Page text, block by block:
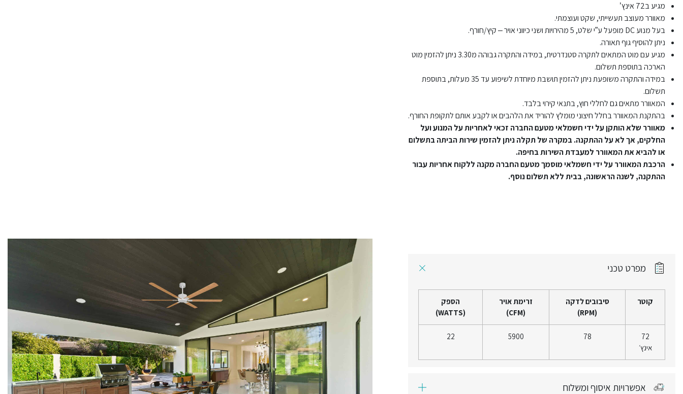
מגיע ב72 אינץ’
מאוורר מעוצב תעשייתי, שקט ועוצמתי.
בעל מנוע DC מופעל ע”י שלט, 5 מהירויות ושני כיווני אויר – קיץ/חורף.
ניתן להוסיף גוף תאורה.
מגיע עם מוט המתאים לתקרה סטנדרטית, במידה והתקרה גבוהה מ3.30 ניתן להזמין מוט
הארכה בתוספת תשלום.
במידה והתקרה משופעת ניתן להזמין תושבת מיוחדת לשיפוע עד 35 מעלות, בתוספת
תשלום.
המאוורר מתאים גם לחללי חוץ, בתנאי קירוי בלבד.
בהתקנת המאוורר בחלל חיצוני מומלץ להוריד את הלהבים או לקבע אותם לתקופת החורף.
מאוורר שלא הותקן על ידי חשמלאי מטעם החברה זכאי לאחריות על המנוע ועל
החלקים, אך לא על ההתקנה. במקרה של תקלה ניתן להזמין שירות הביתה בתשלום
או להביא את המאוורר למעבדת השירות בחיפה.
הרכבת המאוורר על ידי חשמלאי מוסמך מטעם החברה מקנה ללקוח אחריות עבור
ההתקנה, לשנה הראשונה, בבית ללא תשלום נוסף.
מפרט טכני
קוטר
סיבובים לדקה
(RPM)
זרימת אויר
(CFM)
הספק
(WATTS)
72
אינץ׳
78
5900
22
אפשרויות איסוף ומשלוח